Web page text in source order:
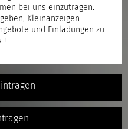
bei uns einzutragen.
Kleinanzeigen
und Einladungen zu
!